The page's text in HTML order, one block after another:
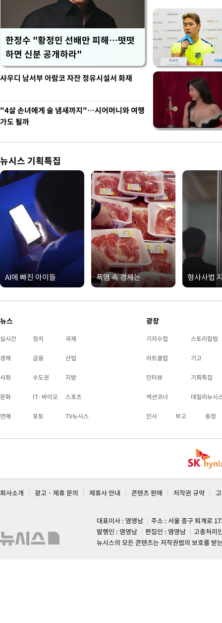
한정수 "황정민 선배만 피해…떳떳
하면 신분 공개하라"
사우디 남서부 아람코 자잔 정유시설서 화재
"4살 손녀에게 술 냄새까지"…시어머니와 여행
가도 될까
뉴시스 기획특집
AI에 빠진 아이들 폭염 속 경제는 형사사법
뉴스
실시간 정치 국제
경제 금융 산업
사회 수도권 지방
문화 IT·바이오 스포츠
연예 포토 TV뉴시스
광장
기자수첩 스토리칼럼
아트클럽 기고
인터뷰 기획특집
섹션코너 데일리뉴시
인사 부고 동정
회사소개 광고 · 제휴 문의 제휴사 안내 콘텐츠 판매 저작권 규약
대표이사 : 염영남
주소 : 서울 중구 퇴계로
발행인 : 염영남
편집인 : 염영남
고충처리
뉴시스의 모든 콘텐츠는 저작권법의 보호를